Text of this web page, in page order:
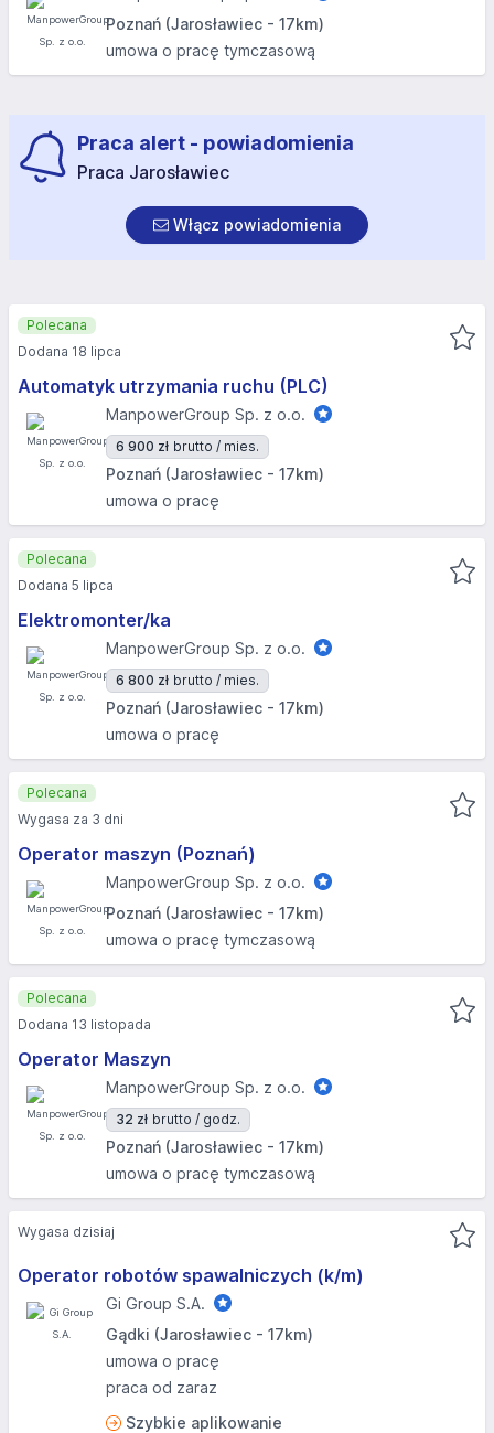
Poznań (Jarosławiec - 17km)
umowa o pracę tymczasową
Praca alert - powiadomienia
Praca Jarosławiec
Włącz powiadomienia
Automatyk utrzymania ruchu (PLC)
ManpowerGroup Sp. z o.o.
6 900 zł brutto / mies.
Poznań (Jarosławiec - 17km)
umowa o pracę
Polecana
Dodana 18 lipca
Elektromonter/ka
ManpowerGroup Sp. z o.o.
6 800 zł brutto / mies.
Poznań (Jarosławiec - 17km)
umowa o pracę
Polecana
Dodana 5 lipca
Operator maszyn (Poznań)
ManpowerGroup Sp. z o.o.
Poznań (Jarosławiec - 17km)
umowa o pracę tymczasową
Polecana
Wygasa za 3 dni
Operator Maszyn
ManpowerGroup Sp. z o.o.
32 zł brutto / godz.
Poznań (Jarosławiec - 17km)
umowa o pracę tymczasową
Polecana
Dodana 13 listopada
Operator robotów spawalniczych (k/m)
Gi Group S.A.
Gądki (Jarosławiec - 17km)
umowa o pracę
praca od zaraz
Szybkie aplikowanie
Wygasa dzisiaj